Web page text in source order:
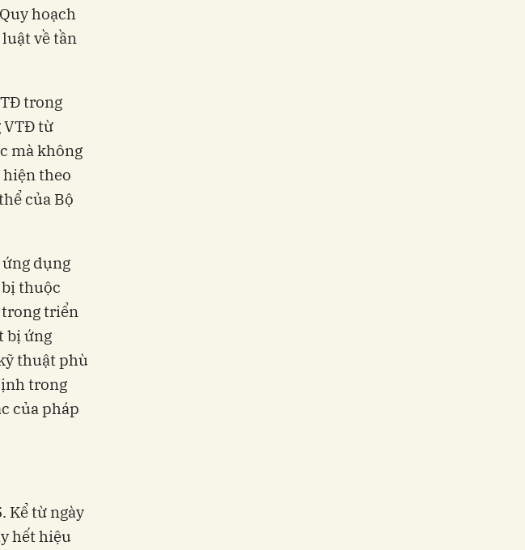
hoạch
về tần
trong
VTĐ từ
mà không
theo
của Bộ
dụng
thuộc
triển
bị ứng
thuật phù
trong
của pháp
Kể từ ngày
hết hiệu